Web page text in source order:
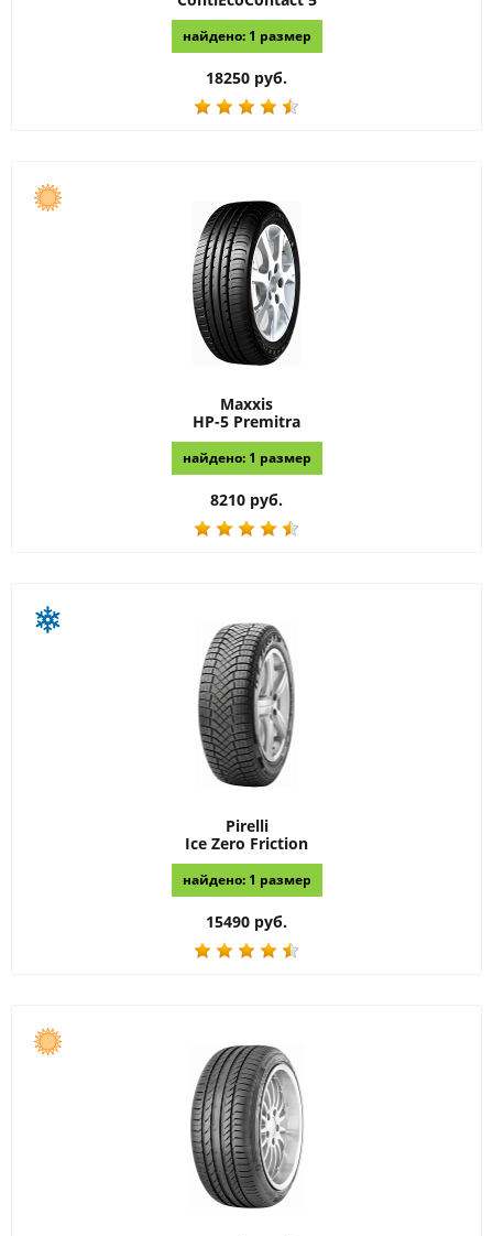
найдено: 1 размер
18250 руб.
Maxxis
HP-5 Premitra
найдено: 1 размер
8210 руб.
Pirelli
Ice Zero Friction
найдено: 1 размер
15490 руб.